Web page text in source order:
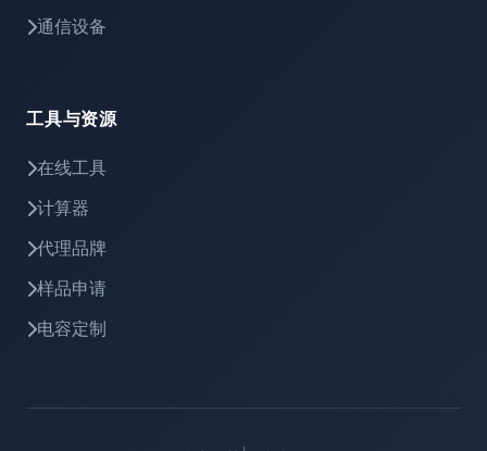
通信设备
工具与资源
在线工具
计算器
代理品牌
样品申请
电容定制